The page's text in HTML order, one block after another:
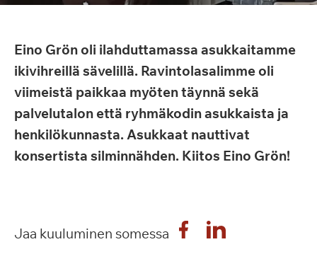
Eino Grön oli ilahduttamassa asukkaitamme
ikivihreillä sävelillä. Ravintolasalimme oli
viimeistä paikkaa myöten täynnä sekä
palvelutalon että ryhmäkodin asukkaista ja
henkilökunnasta. Asukkaat nauttivat
konsertista silminnähden. Kiitos Eino Grön!
Jaa kuuluminen somessa